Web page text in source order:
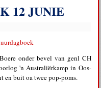
12 JUNIE
onder bevel van genl CH
'n Australiërkamp in Oos-
en buit oa twee pop-poms.